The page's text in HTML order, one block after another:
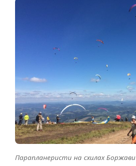
Парапланеристи на схилах Боржави